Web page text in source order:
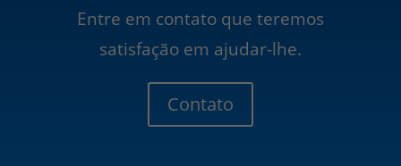
Entre em contato que teremos
satisfação em ajudar-lhe.
Contato